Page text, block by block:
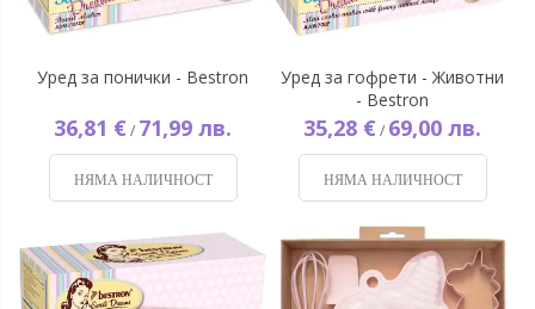
Уред за понички - Bestron
36,81 € / 71,99 лв.
НЯМА НАЛИЧНОСТ
Уред за гофрети - Животни
- Bestron
35,28 € / 69,00 лв.
НЯМА НАЛИЧНОСТ